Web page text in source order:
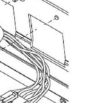
Geen
in
uw